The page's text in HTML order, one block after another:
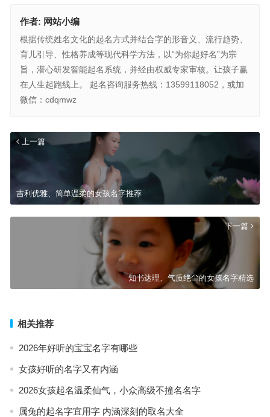
作者: 网站小编
根据传统姓名文化的起名方式并结合字的形音义、流行趋势、
育儿引导、性格养成等现代科学方法，以“为你起好名”为宗
旨，潜心研发智能起名系统，并经由权威专家审核。让孩子赢
在人生起跑线上。 起名咨询服务热线：13599118052，或加
微信：cdqmwz
上一篇
吉利优雅、简单温柔的女孩名字推荐
下一篇
知书达理、气质绝尘的女孩名字精选
相关推荐
2026年好听的宝宝名字有哪些
女孩好听的名字又有内涵
2026女孩起名温柔仙气，小众高级不撞名名字
属兔的起名字宜用字 内涵深刻的取名大全